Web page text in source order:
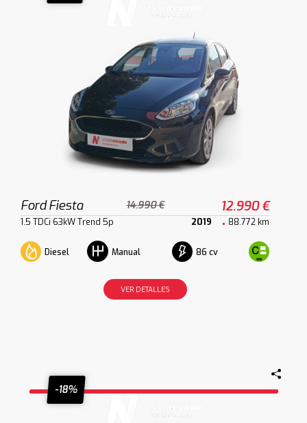
Ford Fiesta 14.990 € 12.990 €
1.5 TDCi 63kW Trend 5p 2019 88.772 km
Diesel Manual 86 cv
VER DETALLES
-18%